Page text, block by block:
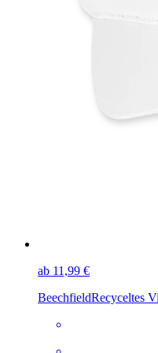
ab 11,99 €
BeechfieldRecyceltes